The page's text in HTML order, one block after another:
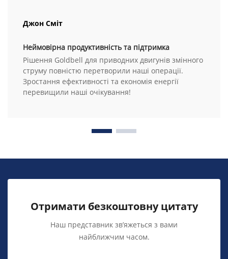
Джон Сміт
Неймовірна продуктивність та підтримка
Рішення Goldbell для приводних двигунів змінного
струму повністю перетворили наші операції.
Зростання ефективності та економія енергії
перевищили наші очікування!
Отримати безкоштовну цитату
Наш представник зв’яжеться з вами
найближчим часом.